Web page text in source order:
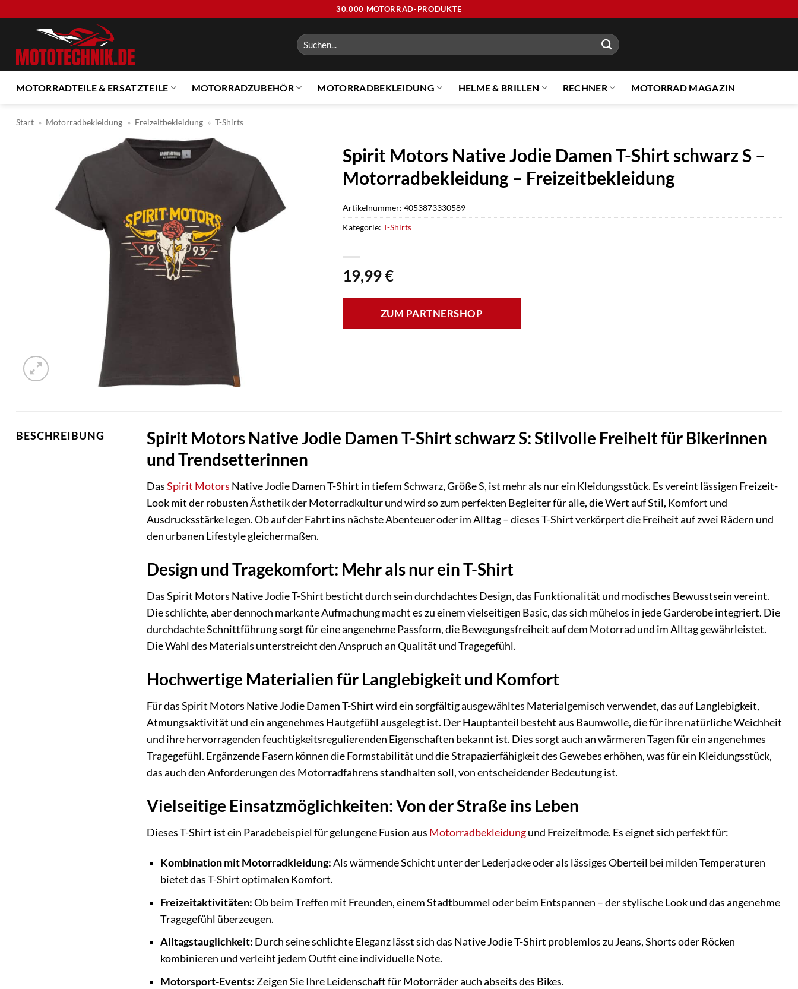
30.000 MOTORRAD-PRODUKTE
Suchen
nach:
MOTORRADTEILE & ERSATZTEILE MOTORRADZUBEHÖR MOTORRADBEKLEIDUNG HELME & BRILLEN RECHNER MOTORRAD MAGAZIN
Start » Motorradbekleidung » Freizeitbekleidung » T-Shirts
Spirit Motors Native Jodie Damen T-Shirt schwarz S –
Motorradbekleidung – Freizeitbekleidung
19,99€
ZUM PARTNERSHOP
Artikelnummer: 4053873330589
Kategorie: T-Shirts
BESCHREIBUNG
Spirit Motors Native Jodie Damen T-Shirt schwarz S: Stilvolle Freiheit für Bikerinnen
und Trendsetterinnen
DasSpirit Motors Native Jodie Damen T-Shirt in tiefem Schwarz, Größe S, ist mehr als nur ein Kleidungsstück. Es vereint lässigen Freizeit-
Look mit der robusten Ästhetik der Motorradkultur und wird so zum perfekten Begleiter für alle, die Wert auf Stil, Komfort und
Ausdrucksstärke legen. Ob auf der Fahrt ins nächste Abenteuer oder im Alltag – dieses T-Shirt verkörpert die Freiheit auf zwei Rädern und
den urbanen Lifestyle gleichermaßen.
Design und Tragekomfort: Mehr als nur ein T-Shirt
Das Spirit Motors Native Jodie T-Shirt besticht durch sein durchdachtes Design, das Funktionalität und modisches Bewusstsein vereint.
Die schlichte, aber dennoch markante Aufmachung macht es zu einem vielseitigen Basic, das sich mühelos in jede Garderobe integriert. Die
durchdachte Schnittführung sorgt für eine angenehme Passform, die Bewegungsfreiheit auf dem Motorrad und im Alltag gewährleistet.
Die Wahl des Materials unterstreicht den Anspruch an Qualität und Tragegefühl.
Hochwertige Materialien für Langlebigkeit und Komfort
Für das Spirit Motors Native Jodie Damen T-Shirt wird ein sorgfältig ausgewähltes Materialgemisch verwendet, das auf Langlebigkeit,
Atmungsaktivität und ein angenehmes Hautgefühl ausgelegt ist. Der Hauptanteil besteht aus Baumwolle, die für ihre natürliche Weichheit
und ihre hervorragenden feuchtigkeitsregulierenden Eigenschaften bekannt ist. Dies sorgt auch an wärmeren Tagen für ein angenehmes
Tragegefühl. Ergänzende Fasern können die Formstabilität und die Strapazierfähigkeit des Gewebes erhöhen, was für ein Kleidungsstück,
das auch den Anforderungen des Motorradfahrens standhalten soll, von entscheidender Bedeutung ist.
Vielseitige Einsatzmöglichkeiten: Von der Straße ins Leben
Dieses T-Shirt ist ein Paradebeispiel für gelungene Fusion aus Motorradbekleidungund Freizeitmode. Es eignet sich perfekt für:
Kombination mit Motorradkleidung:Als wärmende Schicht unter der Lederjacke oder als lässiges Oberteil bei milden Temperaturen
bietet das T-Shirt optimalen Komfort.
Freizeitaktivitäten:Ob beim Treffen mit Freunden, einem Stadtbummel oder beim Entspannen – der stylische Look und das angenehme
Tragegefühl überzeugen.
Alltagstauglichkeit: Durch seine schlichte Eleganz lässt sich das Native Jodie T-Shirt problemlos zu Jeans, Shorts oder Röcken
kombinieren und verleiht jedem Outfit eine individuelle Note.
Motorsport-Events: Zeigen Sie Ihre Leidenschaft für Motorräder auch abseits des Bikes.